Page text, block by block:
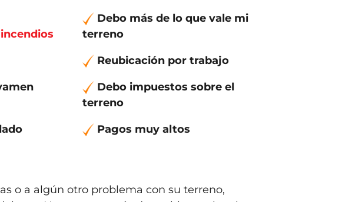
incendios
Debo más de lo que vale mi
terreno
Reubicación por trabajo
Debo impuestos sobre el
terreno
Pagos muy altos
o a algún otro problema con su terreno,